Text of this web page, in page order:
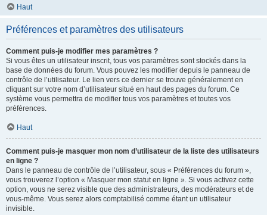
Haut
Préférences et paramètres des utilisateurs
Comment puis-je modifier mes paramètres ?
Si vous êtes un utilisateur inscrit, tous vos paramètres sont stockés dans la
base de données du forum. Vous pouvez les modifier depuis le panneau de
contrôle de l’utilisateur. Le lien vers ce dernier se trouve généralement en
cliquant sur votre nom d’utilisateur situé en haut des pages du forum. Ce
système vous permettra de modifier tous vos paramètres et toutes vos
préférences.
Haut
Comment puis-je masquer mon nom d’utilisateur de la liste des utilisateurs
en ligne ?
Dans le panneau de contrôle de l’utilisateur, sous « Préférences du forum »,
vous trouverez l’option « Masquer mon statut en ligne ». Si vous activez cette
option, vous ne serez visible que des administrateurs, des modérateurs et de
vous-même. Vous serez alors comptabilisé comme étant un utilisateur
invisible.